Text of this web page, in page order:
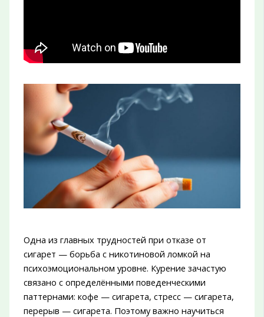
Одна из главных трудностей при отказе от
сигарет — борьба с никотиновой ломкой на
психоэмоциональном уровне. Курение зачастую
связано с определёнными поведенческими
паттернами: кофе — сигарета, стресс — сигарета,
перерыв — сигарета. Поэтому важно научиться